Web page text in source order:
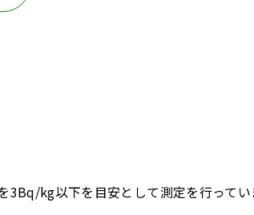
kg以下を目安として測定を行ってい